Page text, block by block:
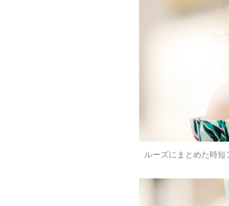
ルーズにまとめた時